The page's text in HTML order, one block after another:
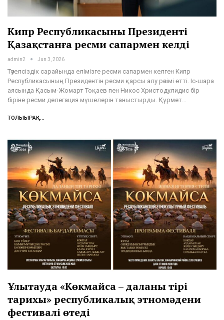
Кипр Республикасының Президенті
Қазақстанға ресми сапармен келді
admin2 Jun 3, 2026
Тәуелсіздік сарайында елімізге ресми сапармен келген Кипр
Республикасының Президентін ресми қарсы алу рәсімі өтті. Іс-шара
аясында Қасым-Жомарт Тоқаев пен Никос Христодулидис бір
біріне ресми делегация мүшелерін таныстырды. Құрмет…
ТОЛЫҒЫРАҚ...
Ұлытауда «Көкмайса – даланың тірі
тарихы» республикалық этномәдени
фестивалі өтеді